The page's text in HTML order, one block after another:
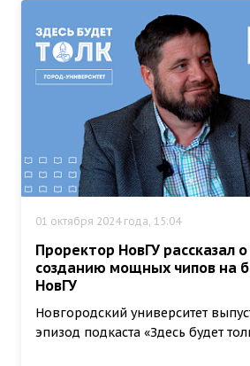
01 октября 2024 года, 15:04
Проректор НовГУ рассказал
созданию мощных чипов на
НовГУ
Новгородский университет
эпизод подкаста «Здесь будет